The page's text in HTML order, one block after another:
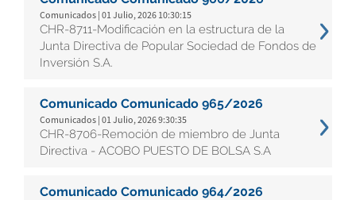
Comunicados | 01 Julio, 2026 10:30:15
CHR-8711-Modificación en la estructura de la
Junta Directiva de Popular Sociedad de Fondos de
Inversión S.A.
Comunicado Comunicado 965/2026
Comunicados | 01 Julio, 2026 9:30:35
CHR-8706-Remoción de miembro de Junta
Directiva - ACOBO PUESTO DE BOLSA S.A
Comunicado Comunicado 964/2026